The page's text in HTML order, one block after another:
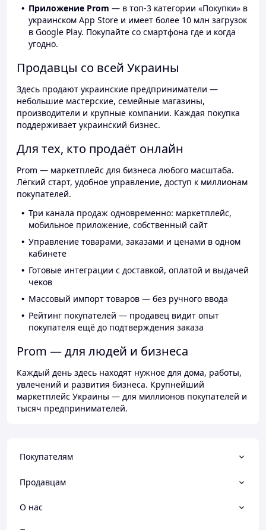
Приложение Prom — в топ-3 категории «Покупки» в
украинском App Store и имеет более 10 млн загрузок
в Google Play. Покупайте со смартфона где и когда
угодно.
Продавцы со всей Украины
Здесь продают украинские предприниматели —
небольшие мастерские, семейные магазины,
производители и крупные компании. Каждая покупка
поддерживает украинский бизнес.
Для тех, кто продаёт онлайн
Prom — маркетплейс для бизнеса любого масштаба.
Лёгкий старт, удобное управление, доступ к миллионам
покупателей.
Три канала продаж одновременно: маркетплейс,
мобильное приложение, собственный сайт
Управление товарами, заказами и ценами в одном
кабинете
Готовые интеграции с доставкой, оплатой и выдачей
чеков
Массовый импорт товаров — без ручного ввода
Рейтинг покупателей — продавец видит опыт
покупателя ещё до подтверждения заказа
Prom — для людей и бизнеса
Каждый день здесь находят нужное для дома, работы,
увлечений и развития бизнеса. Крупнейший
маркетплейс Украины — для миллионов покупателей и
тысяч предпринимателей.
Покупателям
Продавцам
О нас